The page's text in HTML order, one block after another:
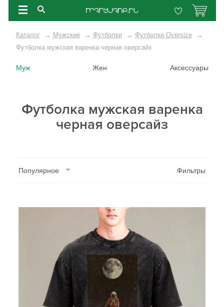
Каталог → Мужские → Футболки → Футболки Oversize
→
Футболка мужская варенка черная оверсайз
Муж Жен Аксессуары
Футболка мужская варенка
черная оверсайз
Популярное Фильтры